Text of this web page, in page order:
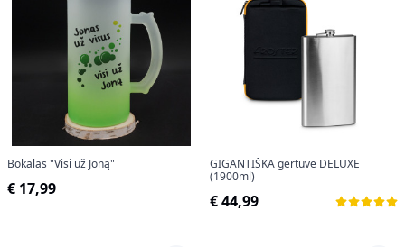
Bokalas "Visi už Joną"
€ 17,99
GIGANTIŠKA gertuvė DELUXE
(1900ml)
€ 44,99